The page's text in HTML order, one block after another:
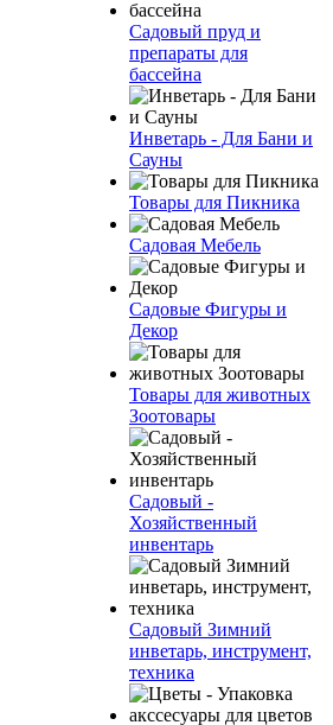
Садовый пруд и
препараты для
бассейна
Инветарь - Для Бани и
Сауны
Товары для Пикника
Садовая Мебель
Садовые Фигуры и
Декор
Товары для животных
Зоотовары
Садовый -
Хозяйственный
инвентарь
Садовый Зимний
инветарь, инструмент,
техника